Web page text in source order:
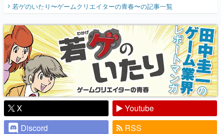
『少年ジャンプ』色だった【若ゲのいた
り】
若ゲのいたり〜ゲームクリエイターの青春〜の記事一覧
X
Youtube
Discord
RSS